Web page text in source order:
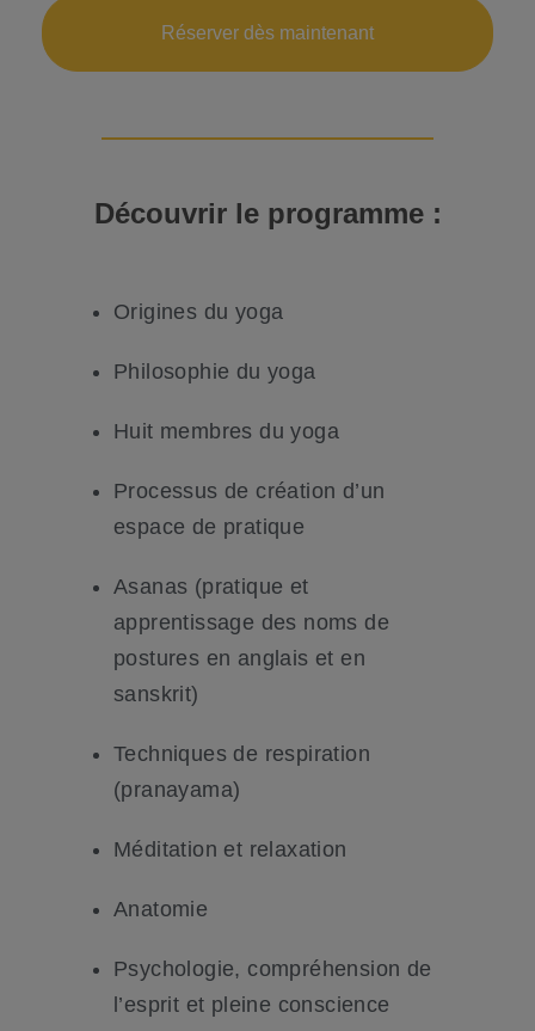
Réserver dès maintenant
Découvrir le programme:
Origines du yoga
Philosophie du yoga
Huit membres du yoga
Processus de création d’un
espace de pratique
Asanas (pratique et
apprentissage des noms de
postures en anglais et en
sanskrit)
Techniques de respiration
(pranayama)
Méditation et relaxation
Anatomie
Psychologie, compréhension de
l’esprit et pleine conscience